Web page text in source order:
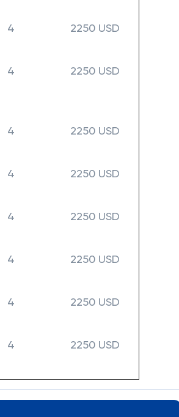
4 2250 USD
4 2250 USD
4 2250 USD
4 2250 USD
4 2250 USD
4 2250 USD
4 2250 USD
4 2250 USD